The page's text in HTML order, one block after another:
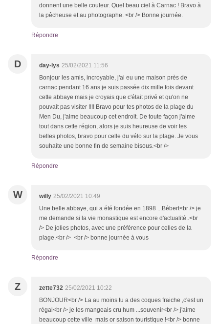
donnent une belle couleur. Quel beau ciel à Carnac ! Bravo à
la pêcheuse et au photographe. <br /> Bonne journée.
Répondre
D day-lys 25/02/2021 11:56
Bonjour les amis, incroyable, j'ai eu une maison près de
carnac pendant 16 ans je suis passée dix mille fois devant
cette abbaye mais je croyais que c'était privé et qu'on ne
pouvait pas visiter !!!! Bravo pour tes photos de la plage du
Men Du, j'aime beaucoup cet endroit. De toute façon j'aime
tout dans cette région, alors je suis heureuse de voir tes
belles photos, bravo pour celle du vélo sur la plage. Je vous
souhaite une bonne fin de semaine bisous.<br />
Répondre
W willy 25/02/2021 10:49
Une belle abbaye, qui a été fondée en 1898 ...Bébert<br /> je
me demande si la vie monastique est encore d'actualité..<br
/> De jolies photos, avec une préférence pour celles de la
plage.<br /> <br /> bonne journée à vous
Répondre
Z zette732 25/02/2021 10:22
BONJOUR<br /> La au moins tu a des coques fraiche ,c'est un
régal<br /> je les mangeais cru hum ...souvenir<br /> j'aime
beaucoup cette ville mais or saison touristique !<br /> bonne